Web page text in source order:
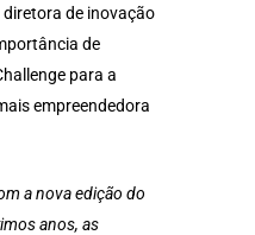
diretora de inovação
de
para a
empreendedora
a nova edição do
anos, as